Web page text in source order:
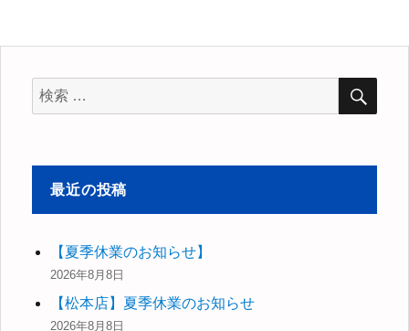
検
索
象:
最近の投稿
【夏季休業のお知らせ】
2026年8月8日
【松本店】夏季休業のお知らせ
2026年8月8日